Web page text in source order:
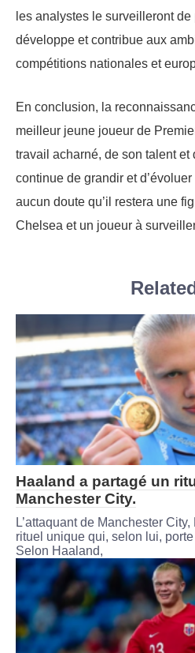
les analystes le surveilleront
développe et contribue aux
compétitions nationales et
En conclusion, la
meilleur jeune joueur de
travail acharné, de son talent et
continue de grandir et
aucun doute qu’il restera une
Chelsea et un joueur à
Haaland a partagé un
Manchester City.
L’attaquant de Manchester
rituel unique qui, selon lui,
Selon Haaland,